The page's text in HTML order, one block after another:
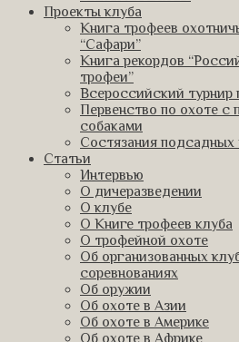
Проекты клуба
Книга трофеев
“Сафари”
Книга рекордов
трофеи”
Всероссийский турнир
Первенство по охоте с
собаками
Состязания подсадных
Статьи
Интервью
О дичеразведении
О клубе
О Книге трофеев клуба
О трофейной охоте
Об организованных
соревнованиях
Об оружии
Об охоте в Азии
Об охоте в Америке
Об охоте в Африке